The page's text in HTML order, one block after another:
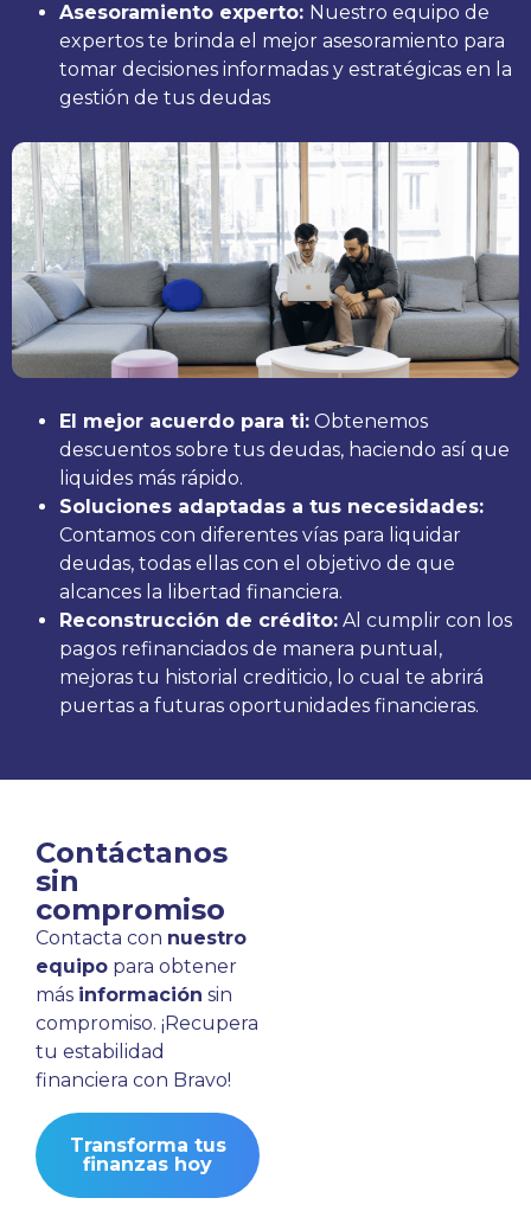
Asesoramiento experto: Nuestro equipo de
expertos te brinda el mejor asesoramiento para
tomar decisiones informadas y estratégicas en la
gestión de tus deudas
El mejor acuerdo para ti: Obtenemos
descuentos sobre tus deudas, haciendo así que
liquides más rápido.
Soluciones adaptadas a tus necesidades:
Contamos con diferentes vías para liquidar
deudas, todas ellas con el objetivo de que
alcances la libertad financiera.
Reconstrucción de crédito: Al cumplir con los
pagos refinanciados de manera puntual,
mejoras tu historial crediticio, lo cual te abrirá
puertas a futuras oportunidades financieras.
Contáctanos
sin
compromiso
Contacta con nuestro
equipo para obtener
más información sin
compromiso. ¡Recupera
tu estabilidad
financiera con Bravo!
Transforma tus
finanzas hoy